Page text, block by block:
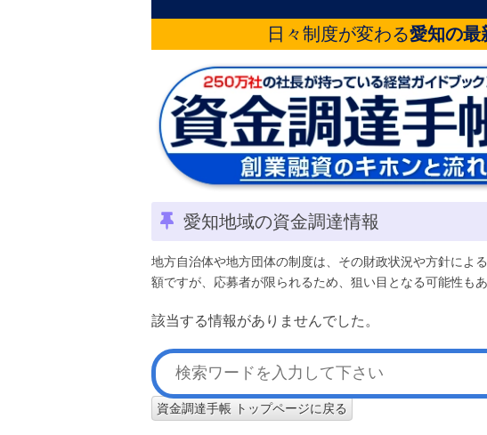
日々制度が変わる愛知の最
愛知地域の資金調達情報
地方自治体や地方団体の制度は、その財政状況や方針によ
額ですが、応募者が限られるため、狙い目となる可能性もあ
該当する情報がありませんでした。
資金調達手帳 トップページに戻る